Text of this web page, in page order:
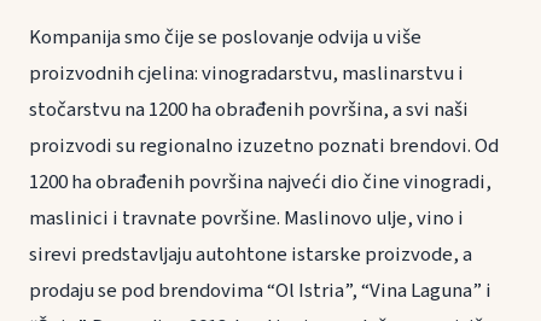
Kompanija smo čije se poslovanje odvija u više
proizvodnih cjelina: vinogradarstvu, maslinarstvu i
stočarstvu na 1200 ha obrađenih površina, a svi naši
proizvodi su regionalno izuzetno poznati brendovi. Od
1200 ha obrađenih površina najveći dio čine vinogradi,
maslinici i travnate površine. Maslinovo ulje, vino i
sirevi predstavljaju autohtone istarske proizvode, a
prodaju se pod brendovima “Ol Istria”, “Vina Laguna” i